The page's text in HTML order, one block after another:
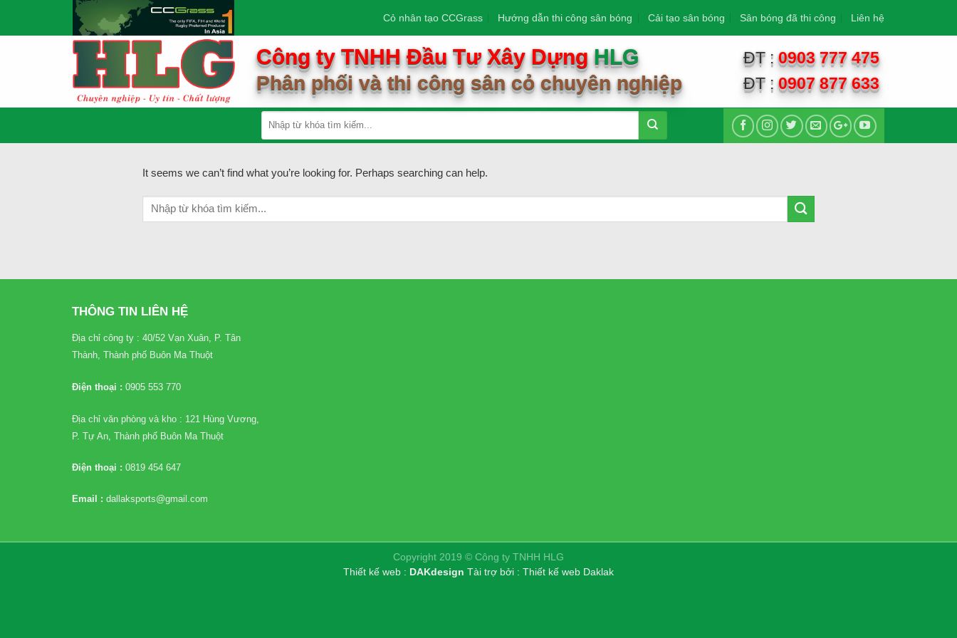
Cỏ nhân tạo CCGrass Hướng dẫn thi công sân bóng Cải tạo sân bóng Sân bóng đã thi công Liên hệ
Công ty TNHH Đầu Tư Xây DựngHLG
Phân phối và thi công sân cỏ chuyên nghiệp
ĐT :0903 777 475
ĐT : 0907 877 633
It seems we can’t find what you’re looking for. Perhaps searching can help.
THÔNG TIN LIÊN HỆ
Địa chỉ công ty : 40/52 Vạn Xuân, P. Tân
Thành, Thành phố Buôn Ma Thuột
Điện thoại : 0905 553 770
Địa chỉ văn phòng và kho : 121 Hùng Vương,
P. Tự An, Thành phố Buôn Ma Thuột
Điện thoại : 0819 454 647
Email : dallaksports@gmail.com
Copyright 2019 © Công ty TNHH HLG
Thiết kế web : DAKdesign Tài trợ bởi : Thiết kế web Daklak